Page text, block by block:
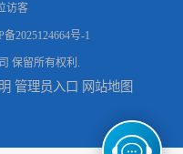
智能二氧化硫污染指数测定仪规格
访客
备2025124664号-1
保留所有权利.
管理员入口 网站地图